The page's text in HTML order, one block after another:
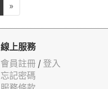
»
線上服務
會員註冊 / 登入
忘記密碼